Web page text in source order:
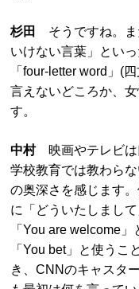
杉田
そうですね。ま
いけない言葉」とい
「four-letter word」(
言えないどころか、
す。
中村映画やテレビは
学校教育では教わら
の奥深さを感じます
に「どういたしまし
「You are welcome
「You bet」と使うこ
き、CNNのキャスタ